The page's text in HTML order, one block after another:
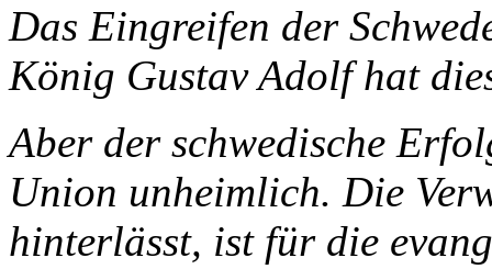
Das Eingreifen der
König Gustav Adolf hat
Aber der schwedische
Union unheimlich. Die
hinterlässt, ist für die